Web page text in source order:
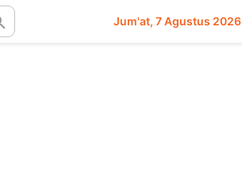
Jum'at 7 Agustus 2026